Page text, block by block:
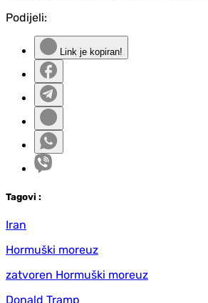
Podijeli:
Link je kopiran!
Tagovi :
Iran
Hormuški moreuz
zatvoren Hormuški moreuz
Donald Tramp